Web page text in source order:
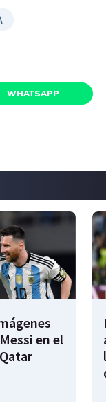
WHATSAPP
en el